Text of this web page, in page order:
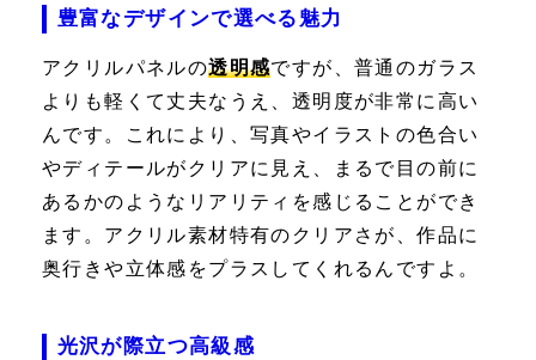
豊富なデザインで選べる魅力
アクリルパネルの透明感ですが、普通のガラス
よりも軽くて丈夫なうえ、透明度が非常に高い
んです。これにより、写真やイラストの色合い
やディテールがクリアに見え、まるで目の前に
あるかのようなリアリティを感じることができ
ます。アクリル素材特有のクリアさが、作品に
奥行きや立体感をプラスしてくれるんですよ。
光沢が際立つ高級感